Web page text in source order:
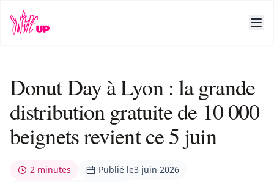
Donut Day à Lyon : la grande
distribution gratuite de 10 000
beignets revient ce 5 juin
2 minutes Publié le3 juin 2026